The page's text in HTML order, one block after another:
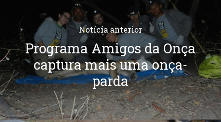
Notícia anterior
Programa Amigos da Onça
captura mais uma onça-
parda